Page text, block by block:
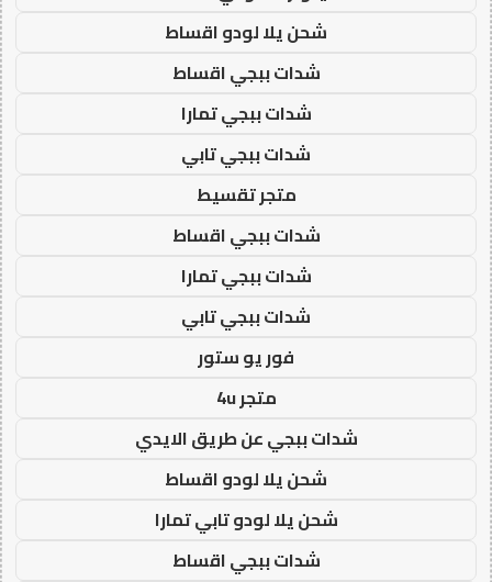
شحن يلا لودو اقساط
شدات ببجي اقساط
شدات ببجي تمارا
شدات ببجي تابي
متجر تقسيط
شدات ببجي اقساط
شدات ببجي تمارا
شدات ببجي تابي
فور يو ستور
متجر 4u
شدات ببجي عن طريق الايدي
شحن يلا لودو اقساط
شحن يلا لودو تابي تمارا
شدات ببجي اقساط